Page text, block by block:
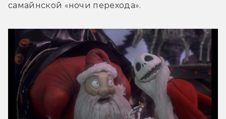
самайнской «ночи перехода».